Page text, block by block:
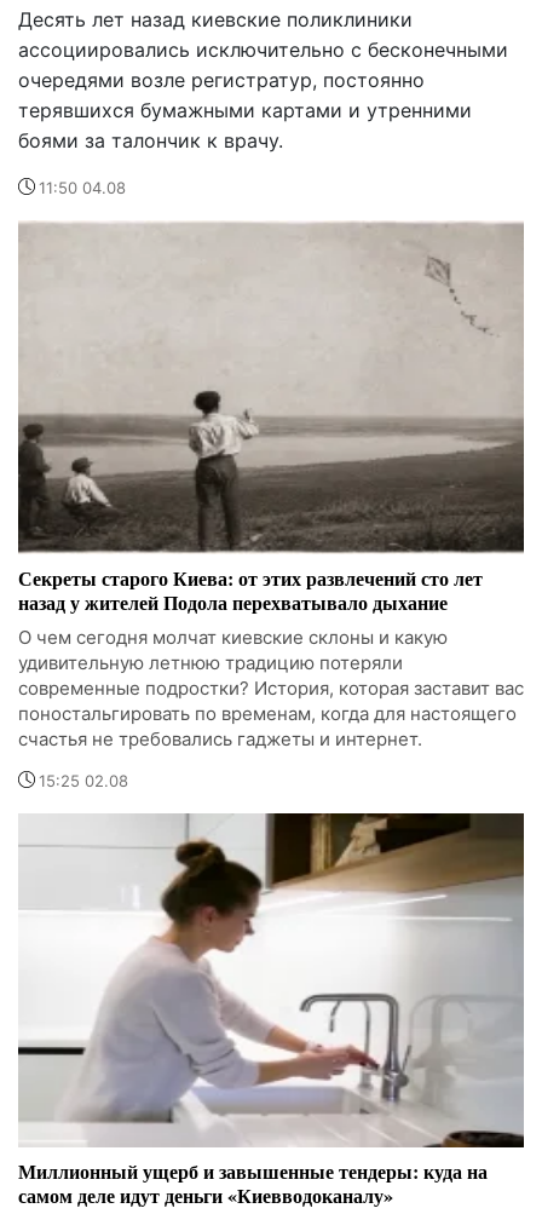
Десять лет назад киевские поликлиники
ассоциировались исключительно с бесконечными
очередями возле регистратур, постоянно
терявшихся бумажными картами и утренними
боями за талончик к врачу.
11:50 04.08
Секреты старого Киева: от этих развлечений сто лет
назад у жителей Подола перехватывало дыхание
О чем сегодня молчат киевские склоны и какую
удивительную летнюю традицию потеряли
современные подростки? История, которая заставит вас
поностальгировать по временам, когда для настоящего
счастья не требовались гаджеты и интернет.
15:25 02.08
Миллионный ущерб и завышенные тендеры: куда на
самом деле идут деньги «Киевводоканалу»